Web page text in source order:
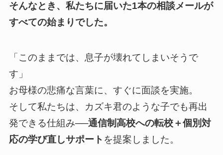
そんなとき、私たちに届いた1本の相談メールが
すべての始まりでした。
「このままでは、息子が壊れてしまいそうで
す」
お母様の悲痛な言葉に、すぐに面談を実施。
そして私たちは、カズキ君のような子でも再出
発できる仕組み──通信制高校への転校＋個別対
応の学び直しサポート を提案しました。